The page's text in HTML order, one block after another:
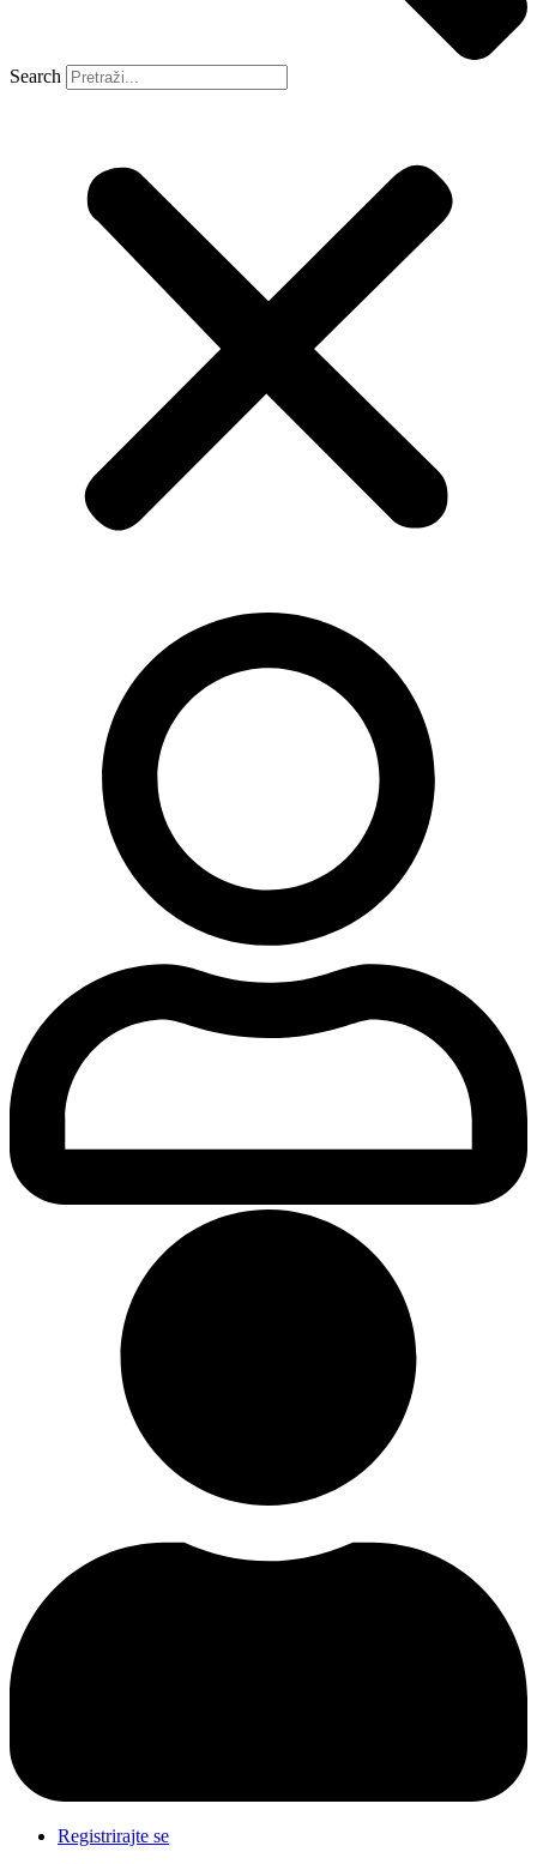
Search
Registrirajte se